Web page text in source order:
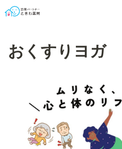
おくすりヨガ